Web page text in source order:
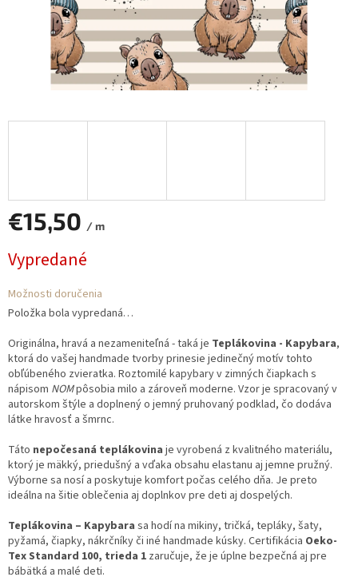
€15,50 / m
cena:
Vypredané
Možnosti doručenia
Položka bola vypredaná…
Originálna, hravá a nezameniteľná - taká je Teplákovina - Kapybara,
ktorá do vašej handmade tvorby prinesie jedinečný motív tohto
obľúbeného zvieratka. Roztomilé kapybary v zimných čiapkach s
nápisom NOMpôsobia milo a zároveň moderne. Vzor je spracovaný v
autorskom štýle a doplnený o jemný pruhovaný podklad, čo dodáva
látke hravosť a šmrnc.
Táto nepočesaná teplákovina je vyrobená z kvalitného materiálu,
ktorý je mäkký, priedušný a vďaka obsahu elastanu aj jemne pružný.
Výborne sa nosí a poskytuje komfort počas celého dňa. Je preto
ideálna na šitie oblečenia aj doplnkov pre deti aj dospelých.
Teplákovina – Kapybara sa hodí na mikiny, tričká, tepláky, šaty,
pyžamá, čiapky, nákrčníky či iné handmade kúsky. Certifikácia Oeko-
Tex Standard 100, trieda 1 zaručuje, že je úplne bezpečná aj pre
bábätká a malé deti.